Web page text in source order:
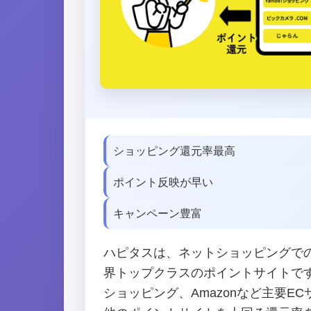
ショッピング還元率最高
ポイント反映が早い
キャンペーン豊富
ハピタスは、ネットショッピングで
界トップクラスのポイントサイトで
ショッピング、Amazonなど主要EC